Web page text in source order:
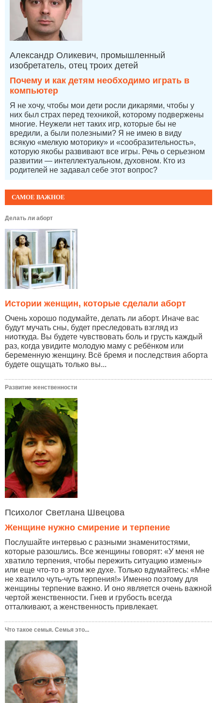
САМОЕ ВАЖНОЕ
Делать ли аборт
Истории женщин, которые сделали аборт
Очень хорошо подумайте, делать ли аборт. Иначе вас
будут мучать сны, будет преследовать взгляд из
ниоткуда. Вы будете чувствовать боль и грусть каждый
раз, когда увидите молодую маму с ребёнком или
беременную женщину. Всё бремя и последствия аборта
будете ощущать только вы...
Развитие женственности
Психолог Светлана Швецова
Женщине нужно смирение и терпение
Послушайте интервью с разными знаменитостями,
которые разошлись. Все женщины говорят: «У меня не
хватило терпения, чтобы пережить ситуацию измены»
или еще что-то в этом же духе. Только вдумайтесь: «Мне
не хватило чуть-чуть терпения!» Именно поэтому для
женщины терпение важно. И оно является очень важной
чертой женственности. Гнев и грубость всегда
отталкивают, а женственность привлекает.
Что такое семья. Семья это...
Александр Оликевич, промышленный
изобретатель, отец троих детей
Почему и как детям необходимо играть в
компьютер
Я не хочу, чтобы мои дети росли дикарями, чтобы у
них был страх перед техникой, которому подвержены
многие. Неужели нет таких игр, которые бы не
вредили, а были полезными? Я не имею в виду
всякую «мелкую моторику» и «сообразительность»,
которую якобы развивают все игры. Речь о серьезном
развитии — интеллектуальном, духовном. Кто из
родителей не задавал себе этот вопрос?